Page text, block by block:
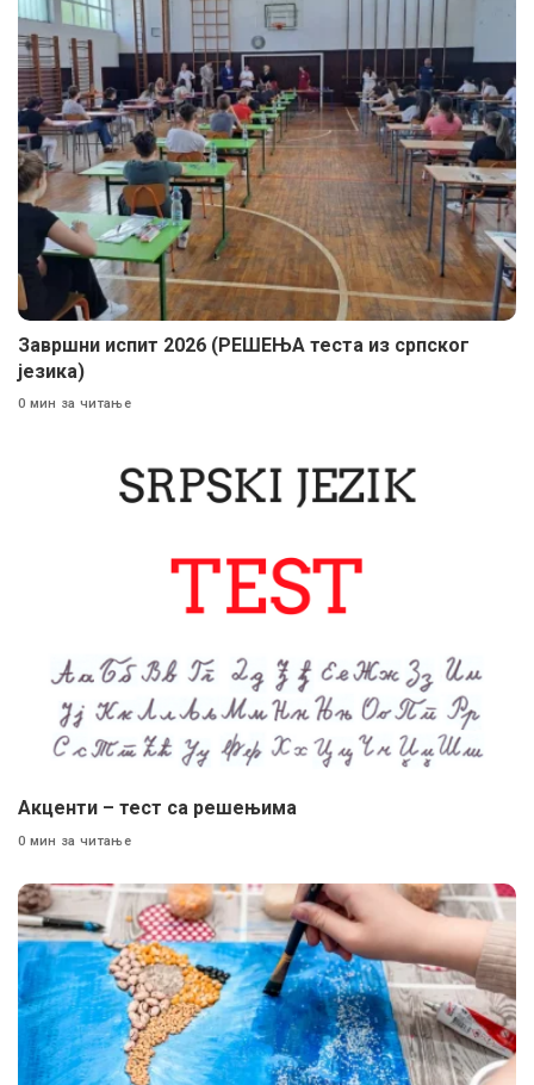
Завршни испит 2026 (РЕШЕЊА теста из српског
језика)
0 мин за читање
Акценти – тест са решењима
0 мин за читање